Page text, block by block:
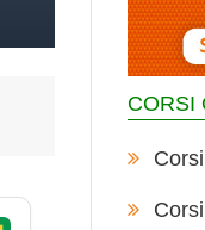
CORSI